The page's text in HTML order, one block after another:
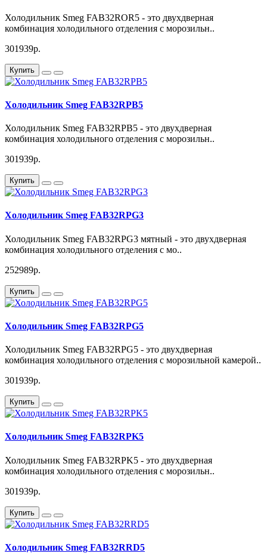
Холодильник Smeg FAB32ROR5 - это двухдверная
комбинация холодильного отделения с морозильн..
301939р.
Купить
Холодильник Smeg FAB32RPB5
Холодильник Smeg FAB32RPB5 - это двухдверная
комбинация холодильного отделения с морозильн..
301939р.
Купить
Холодильник Smeg FAB32RPG3
Холодильник Smeg FAB32RPG3 мятный - это двухдверная
комбинация холодильного отделения с мо..
252989р.
Купить
Холодильник Smeg FAB32RPG5
Холодильник Smeg FAB32RPG5 - это двухдверная
комбинация холодильного отделения с морозильной камерой..
301939р.
Купить
Холодильник Smeg FAB32RPK5
Холодильник Smeg FAB32RPK5 - это двухдверная
комбинация холодильного отделения с морозильн..
301939р.
Купить
Холодильник Smeg FAB32RRD5